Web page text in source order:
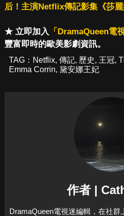
后！主演Netflix傳記影集《莎麗
★ 立即加入 「DramaQueen電
豐富即時的歐美影劇資訊。
TAG： Netflix, 傳記, 歷史, 王冠,
Emma Corrin, 黛安娜王妃
作者 |
DramaQueen電視迷編輯，在社群